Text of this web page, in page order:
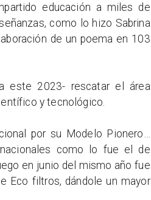
educación a miles de
como lo hizo Sabrina
de un poema en 103
este 2023- rescatar el área
y tecnológico.
por su Modelo Pionero…
como lo fue el de
en junio del mismo año fue
Eco filtros, dándole un mayor